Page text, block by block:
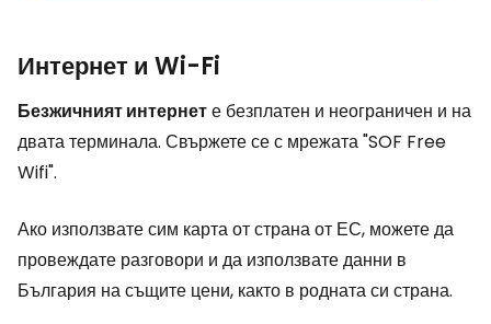
Интернет и Wi-Fi
Безжичният интернете безплатен и неограничен и на
двата терминала. Свържете се с мрежата "SOF Free
Wifi".
Ако използвате сим карта от страна от ЕС, можете да
провеждате разговори и да използвате данни в
България на същите цени, както в родната си страна.